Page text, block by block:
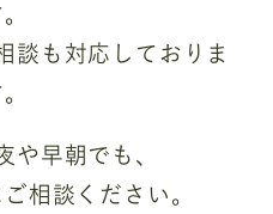
談も対応しておりま
や早朝でも、
相談ください。